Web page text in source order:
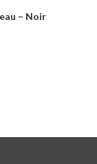
– Noir